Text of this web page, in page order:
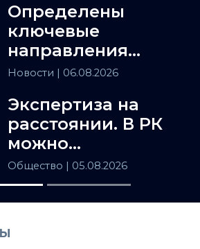
Определены
ключевые
направления
сотрудничества
Ташкента
Новости | 06.08.2026
Экспертиза на
расстоянии. В РК
можно
установить
инвалидность
заочно
Общество | 05.08.2026